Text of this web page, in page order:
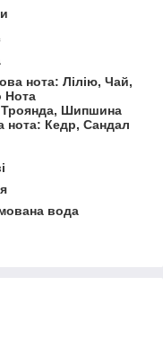
нота: Лілію, Чай,
Нота
Шипшина
нота: Кедр, Сандал
вода